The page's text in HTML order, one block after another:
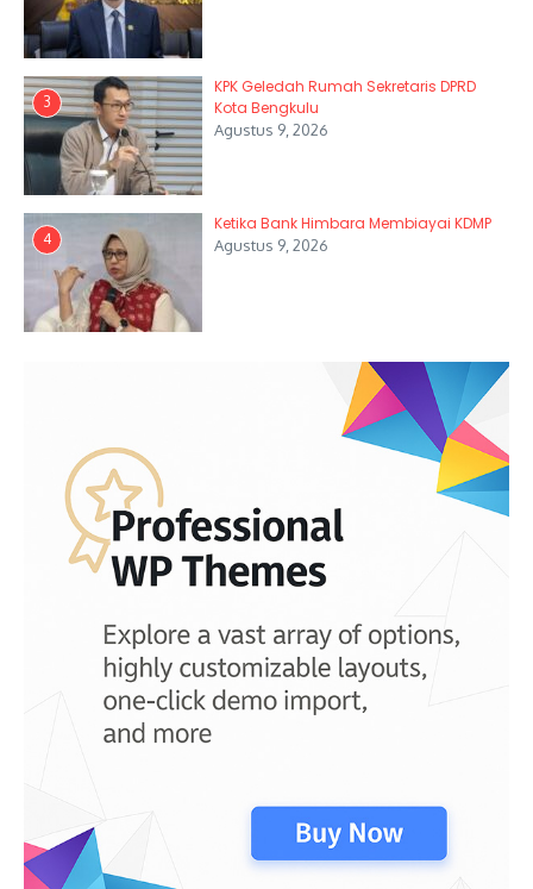
3
KPK Geledah Rumah Sekretaris DPRD
Kota Bengkulu
Agustus 9, 2026
4
Ketika Bank Himbara Membiayai KDMP
Agustus 9, 2026